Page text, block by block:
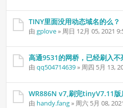
TINY里面没用动态域名的么？
由 gplove» 周日 12月 05, 2021
高通9531的网桥，已经刷入
由 qq504714639» 周四 5月 13,
WR886N v7,刷完tinyV7.11版
由 handy.fang» 周六 5月 08,